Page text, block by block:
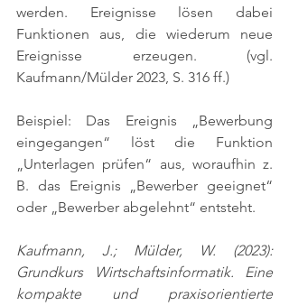
werden. Ereignisse lösen dabei
Funktionen aus, die wiederum neue
Ereignisse erzeugen. (vgl.
Kaufmann/Mülder 2023, S. 316 ff.)
Beispiel: Das Ereignis „Bewerbung
eingegangen“ löst die Funktion
„Unterlagen prüfen“ aus, woraufhin z.
B. das Ereignis „Bewerber geeignet“
oder „Bewerber abgelehnt“ entsteht.
Kaufmann, J.; Mülder, W. (2023):
Grundkurs Wirtschaftsinformatik. Eine
kompakte und praxisorientierte